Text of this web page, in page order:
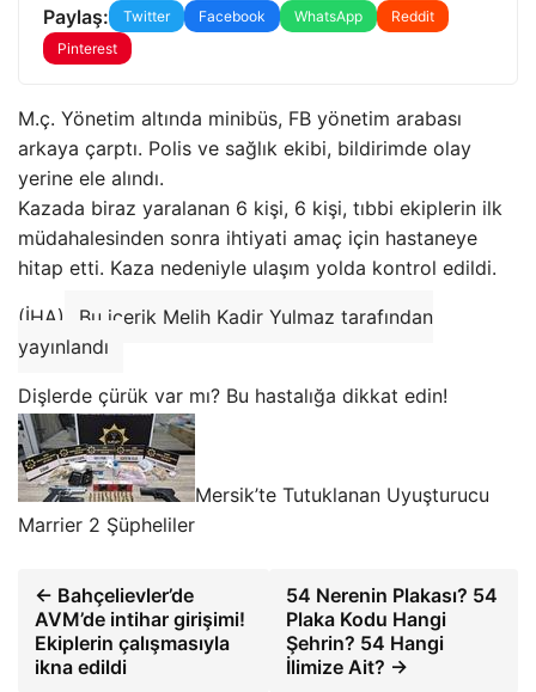
Paylaş: Twitter Facebook WhatsApp
Reddit
Pinterest
M.ç. Yönetim altında minibüs, FB yönetim arabası
arkaya çarptı. Polis ve sağlık ekibi, bildirimde olay
yerine ele alındı.
Kazada biraz yaralanan 6 kişi, 6 kişi, tıbbi ekiplerin ilk
müdahalesinden sonra ihtiyati amaç için hastaneye
hitap etti. Kaza nedeniyle ulaşım yolda kontrol edildi.
(İHA)
Bu içerik Melih Kadir Yulmaz tarafından
yayınlandı
Dişlerde çürük var mı? Bu hastalığa dikkat edin!
Mersik’te Tutuklanan Uyuşturucu
Marrier 2 Şüpheliler
← Bahçelievler’de
AVM’de intihar girişimi!
Ekiplerin çalışmasıyla
ikna edildi
54 Nerenin Plakası? 54
Plaka Kodu Hangi
Şehrin? 54 Hangi
İlimize Ait? →